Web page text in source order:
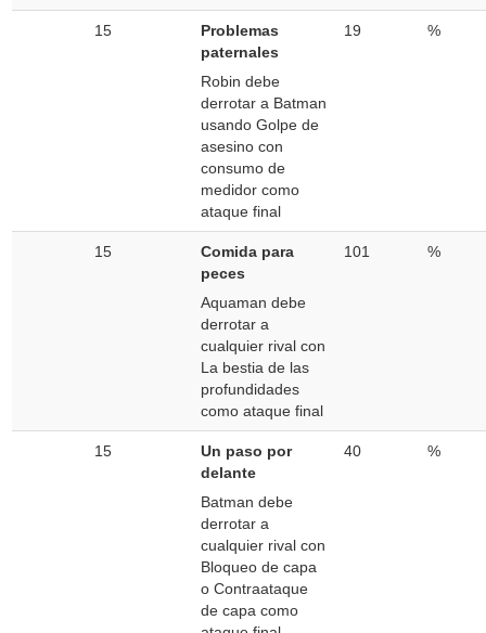
15
Problemas
paternales
Robin debe
derrotar a Batman
usando Golpe de
asesino con
consumo de
medidor como
ataque final
19 %
15
Comida para
peces
Aquaman debe
derrotar a
cualquier rival con
La bestia de las
profundidades
como ataque final
101 %
15
Un paso por
delante
Batman debe
derrotar a
cualquier rival con
Bloqueo de capa
o Contraataque
de capa como
40 %